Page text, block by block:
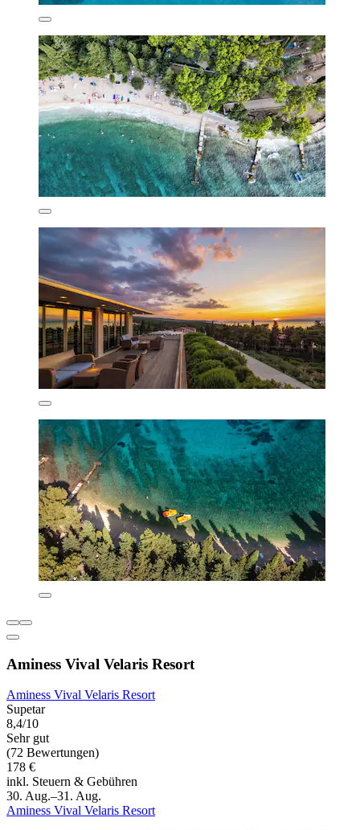
Aminess Vival Velaris Resort
Aminess Vival Velaris Resort
Supetar
8,4/10
Sehr gut
(72 Bewertungen)
178 €
inkl. Steuern & Gebühren
30. Aug.–31. Aug.
Aminess Vival Velaris Resort